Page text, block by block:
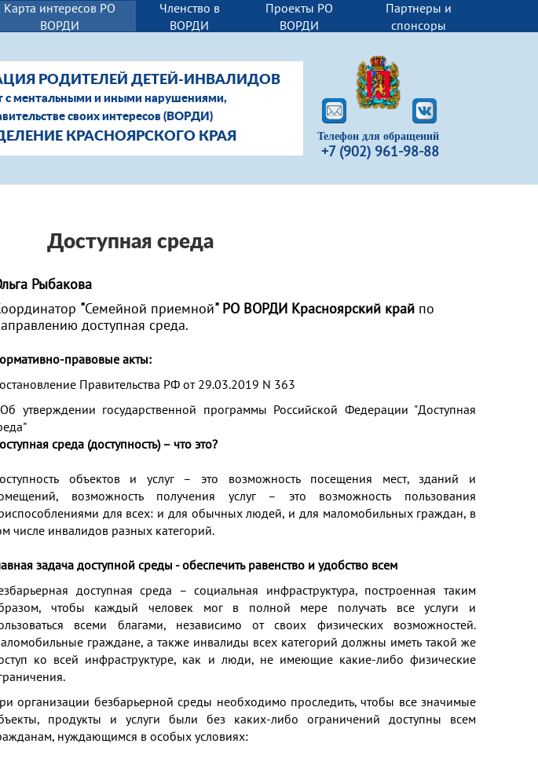
Карта интересов РО
ВОРДИ
Членство в
ВОРДИ
Проекты РО
ВОРДИ
Партнеры и
спонсоры
РОДИТЕЛЕЙ ДЕТЕЙ-ИНВАЛИДОВ
с ментальными и иными нарушениями,
своих интересов (ВОРДИ)
КРАСНОЯРСКОГО КРАЯ Телефон для обращений
+7 (902) 961-98-88
Доступная среда
Рыбакова
"Семейной приемной" РО ВОРДИ Красноярский край по
доступная среда.
правовые акты:
Правительства РФ от 29.03.2019 N 363
Об утверждении государственной программы Российской Федерации "Доступная
среда (доступность) – что это?
объектов и услуг – это возможность посещения мест, зданий и
возможность получения услуг – это возможность пользования
для всех: и для обычных людей, и для маломобильных граждан, в
числе инвалидов разных категорий.
задача доступной среды - обеспечить равенство и удобство всем
доступная среда – социальная инфраструктура, построенная таким
чтобы каждый человек мог в полной мере получать все услуги и
всеми благами, независимо от своих физических возможностей.
граждане, а также инвалиды всех категорий должны иметь такой же
ко всей инфраструктуре, как и люди, не имеющие какие-либо физические
организации безбарьерной среды необходимо проследить, чтобы все значимые
продукты и услуги были без каких-либо ограничений доступны всем
нуждающимся в особых условиях: